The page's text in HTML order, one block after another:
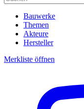
Bauwerke
Themen
Akteure
Hersteller
Merkliste öffnen